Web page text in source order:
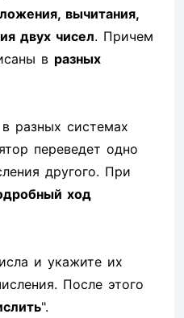
ложения, вычитания,
двух чисел. Причем
в разных
разных системах
переведет одно
другого. При
ход
и укажите их
После этого
".